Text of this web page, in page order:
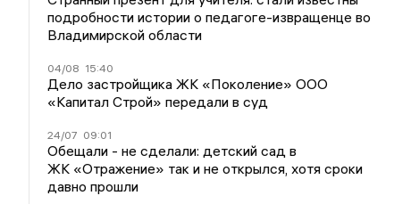
подробности истории о педагоге-извращенце во
Владимирской области
04/08 15:40
Дело застройщика ЖК «Поколение» ООО
«Капитал Строй» передали в суд
24/07 09:01
Обещали - не сделали: детский сад в
ЖК «Отражение» так и не открылся, хотя сроки
давно прошли